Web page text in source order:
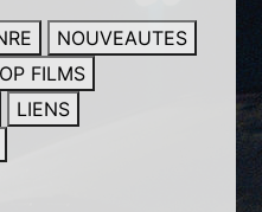
NOUVEAUTES
FILMS
LIENS